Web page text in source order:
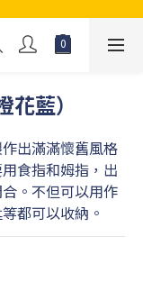
藍）
出滿滿懷舊風格
食指和姆指，出
。不但可以用作
都可以收納。